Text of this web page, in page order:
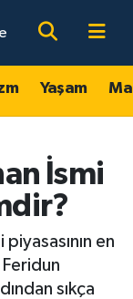
Yaşam
İsmi
en
sıkça